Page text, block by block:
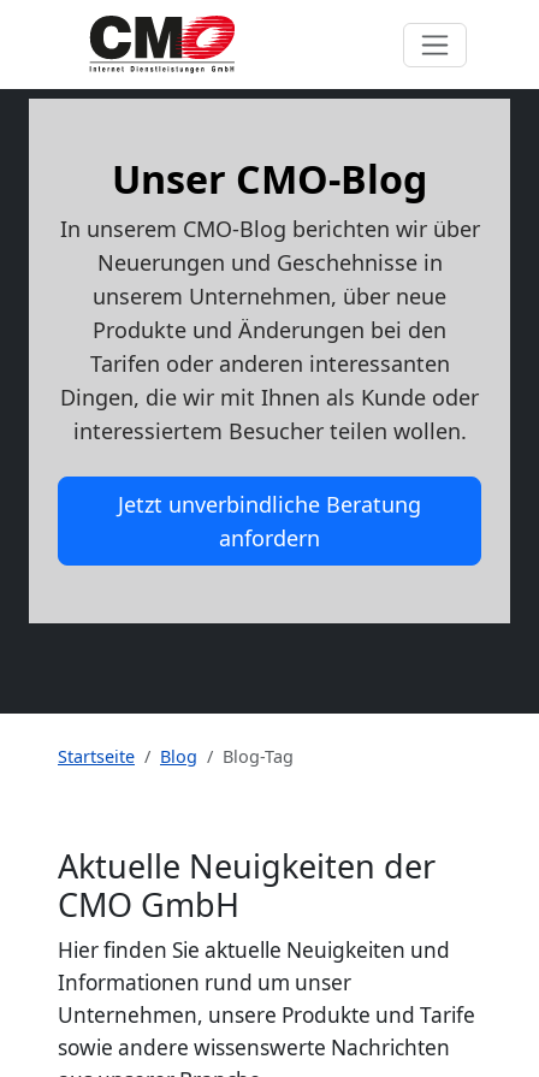
Unser CMO-Blog
In unserem CMO-Blog berichten wir über
Neuerungen und Geschehnisse in
unserem Unternehmen, über neue
Produkte und Änderungen bei den
Tarifen oder anderen interessanten
Dingen, die wir mit Ihnen als Kunde oder
interessiertem Besucher teilen wollen.
Jetzt unverbindliche Beratung
anfordern
Startseite Blog Blog-Tag
Aktuelle Neuigkeiten der
CMO GmbH
Hier finden Sie aktuelle Neuigkeiten und
Informationen rund um unser
Unternehmen, unsere Produkte und Tarife
sowie andere wissenswerte Nachrichten